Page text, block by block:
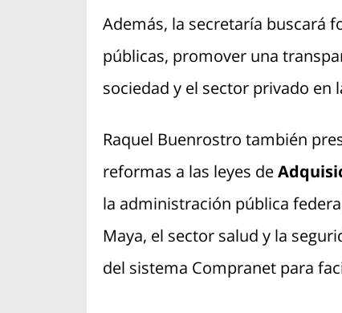
Además, la secretaría buscará
públicas, promover una
sociedad y el sector privado en
Raquel Buenrostro también
reformas a las leyes de
la administración pública
Maya, el sector salud y la
del sistema Compranet para